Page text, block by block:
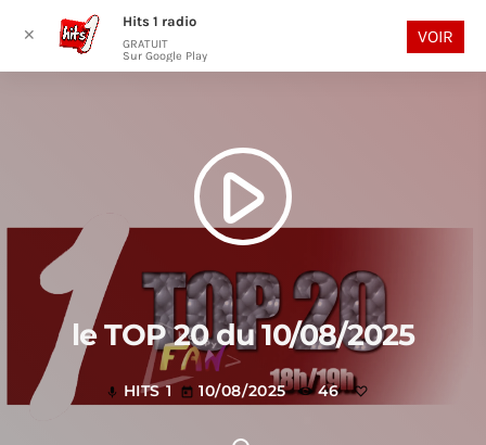
play_arrow
play_arrow
le TOP 20 du 10/08/2025
mic HITS 1 today 10/08/2025 46
✕
Hits 1 radio
GRATUIT
Sur Google Play
VOIR